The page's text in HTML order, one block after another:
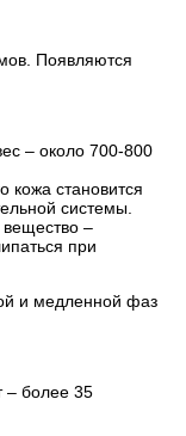
Появляются
– около 700-800
кожа становится
системы.
вещество –
при
и медленной фаз
– более 35